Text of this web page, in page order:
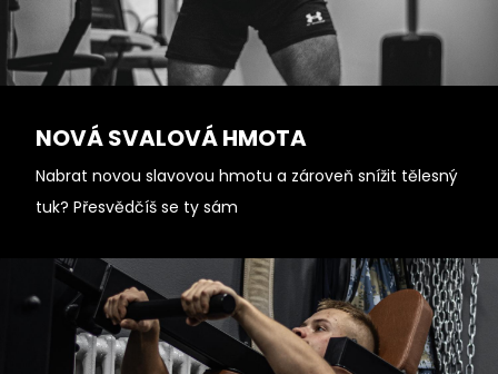
NOVÁ SVALOVÁ HMOTA
Nabrat novou slavovou hmotu a zároveň snížit tělesný
tuk? Přesvědčíš se ty sám